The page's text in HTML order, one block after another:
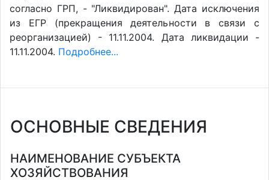
согласно ГРП, - "Ликвидирован". Дата исключения
из ЕГР (прекращения деятельности в связи с
реорганизацией) - 11.11.2004. Дата ликвидации -
11.11.2004. Подробнее...
ОСНОВНЫЕ СВЕДЕНИЯ
НАИМЕНОВАНИЕ СУБЪЕКТА
ХОЗЯЙСТВОВАНИЯ